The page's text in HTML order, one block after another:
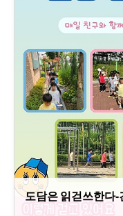
도담은 읽걷쓰한다-